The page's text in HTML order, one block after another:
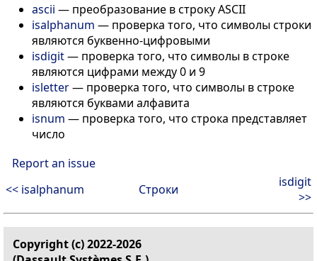
ascii — преобразование в строку ASCII
isalphanum — проверка того, что символы строки
являются буквенно-цифровыми
isdigit— проверка того, что символы в строке
являются цифрами между 0 и 9
isletter— проверка того, что символы в строке
являются буквами алфавита
isnum — проверка того, что строка представляет
число
Report an issue
<< isalphanum
Строки
isdigit
>>
Copyright (c) 2022-2026